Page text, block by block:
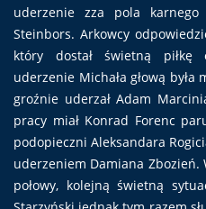
uderzenie zza pola karnego
Steinbors. Arkowcy
który dostał świetną
uderzenie Michała głową
groźnie uderzał Adam
pracy miał Konrad Forenc
podopieczni Aleksandara
uderzeniem Damiana Zbozień.
połowy, kolejną świetną